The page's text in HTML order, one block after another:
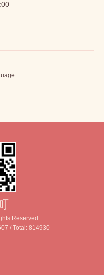
Reserved.
/ Total: 814930